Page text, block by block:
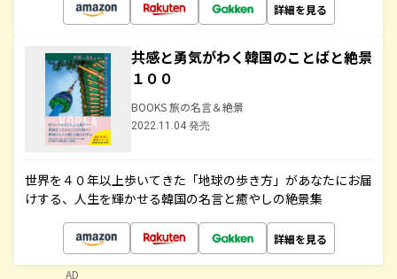
詳細を見る
共感と勇気がわく韓国のことばと絶景
１００
BOOKS 旅の名言＆絶景
2022.11.04 発売
世界を４０年以上歩いてきた「地球の歩き方」があなたにお届
けする、人生を輝かせる韓国の名言と癒やしの絶景集
詳細を見る
AD